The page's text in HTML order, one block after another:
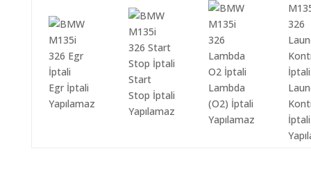
Egr İptali
Yapılamaz
Start
Stop İptali
Yapılamaz
Lambda
(O2) İptali
Yapılamaz
İptali